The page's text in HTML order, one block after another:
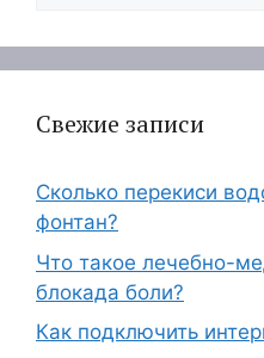
Свежие записи
Сколько перекиси
фонтан?
Что такое лечебно-
блокада боли?
Как подключить